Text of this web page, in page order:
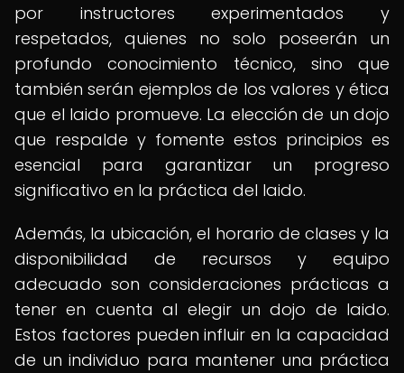
por instructores experimentados y
respetados, quienes no solo poseerán un
profundo conocimiento técnico, sino que
también serán ejemplos de los valores y ética
que el Iaido promueve. La elección de un dojo
que respalde y fomente estos principios es
esencial para garantizar un progreso
significativo en la práctica del Iaido.
Además, la ubicación, el horario de clases y la
disponibilidad de recursos y equipo
adecuado son consideraciones prácticas a
tener en cuenta al elegir un dojo de Iaido.
Estos factores pueden influir en la capacidad
de un individuo para mantener una práctica